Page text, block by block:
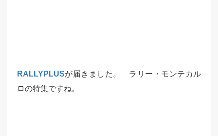
RALLYPLUSが届きました。 ラリー・モンテカル
ロの特集ですね。